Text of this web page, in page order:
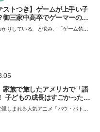
ストつき】ゲームが上手い子
御三家中高卒でゲーマーの医
が教えるゲームしながら受験
ッド
かりしている、と悩み、「ゲーム禁
家族で旅したアメリカで「語
子どもの成長はすごかった」
画『パウ・パトロール ザ・ダ
ではあきらめなければ何でも
ってほしい
親しまれる人気アニメ「パウ・パトロ